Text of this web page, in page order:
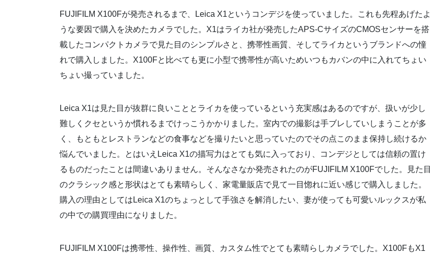
FUJIFILM X100Fが発売されるまで、Leica X1というコンデジを使っていました。これも先程あげたよ
うな要因で購入を決めたカメラでした。X1はライカ社が発売したAPS-CサイズのCMOSセンサーを搭
載したコンパクトカメラで見た目のシンプルさと、携帯性画質、そしてライカというブランドへの憧
れで購入しました。X100Fと比べても更に小型で携帯性が高いためいつもカバンの中に入れてちょい
ちょい撮っていました。
Leica X1は見た目が抜群に良いこととライカを使っているという充実感はあるのですが、扱いが少し
難しくクセというか慣れるまでけっこうかかりました。室内での撮影は手ブレしていしまうことが多
く、もともとレストランなどの食事などを撮りたいと思っていたのでその点このまま保持し続けるか
悩んでいました。とはいえLeica X1の描写力はとても気に入っており、コンデジとしては信頼の置け
るものだったことは間違いありません。そんなさなか発売されたのがFUJIFILM X100Fでした。見た目
のクラシック感と形状はとても素晴らしく、家電量販店で見て一目惚れに近い感じで購入しました。
購入の理由としてはLeica X1のちょっとして手強さを解消したい、妻が使っても可愛いルックスが私
の中での購買理由になりました。
FUJIFILM X100Fは携帯性、操作性、画質、カスタム性でとても素晴らしカメラでした。X100FもX1